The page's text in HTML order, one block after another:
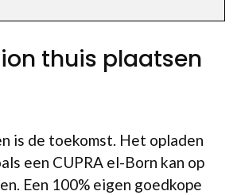
thuis plaatsen
is de toekomst. Het opladen
een CUPRA el-Born kan op
Een 100% eigen goedkope